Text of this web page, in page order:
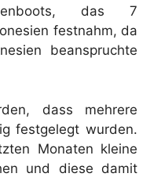
das 7
festnahm, da
beanspruchte
dass mehrere
festgelegt wurden.
Monaten kleine
und diese damit